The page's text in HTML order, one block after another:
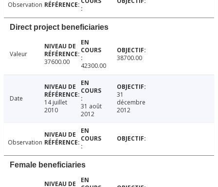
Observation
Direct project beneficiaries
Valeur
37600.00
42300.00
38700.00
Date
14 juillet
2010
31 août
2012
31
décembre
2012
Observation
Female beneficiaries